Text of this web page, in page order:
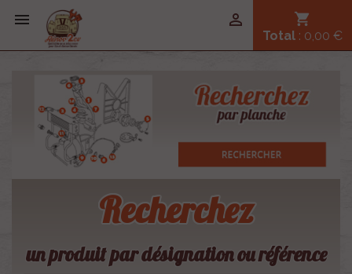
 shopping_cart
Total : 0,00 €

Recherchez
un produit par désignation ou référence